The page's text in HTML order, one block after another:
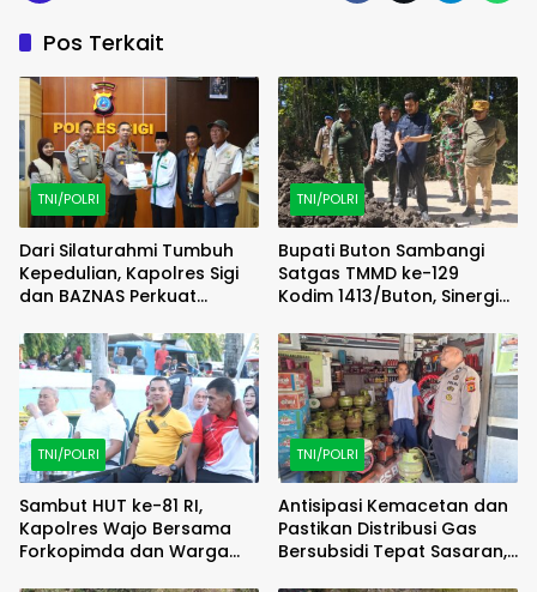
Pos Terkait
TNI/POLRI
Dari Silaturahmi Tumbuh
Kepedulian, Kapolres Sigi
dan BAZNAS Perkuat
TNI/POLRI
Bupati Buton Sambangi
Satgas TMMD ke-129
Kodim 1413/Buton, Sinergi
Menguat
TNI/POLRI
Sambut HUT ke-81 RI,
Kapolres Wajo Bersama
Forkopimda dan Warga
TNI/POLRI
Antisipasi Kemacetan dan
Pastikan Distribusi Gas
Bersubsidi Tepat Sasaran,